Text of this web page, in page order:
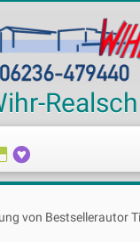
von Bestsellerautor